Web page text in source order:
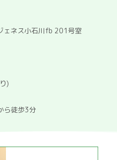
ネス小石川fb 201号室
)
ら徒歩3分